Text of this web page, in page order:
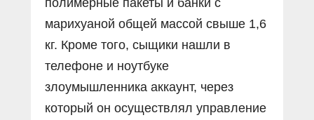
полимерные пакеты и банки с
марихуаной общей массой свыше 1,6
кг. Кроме того, сыщики нашли в
телефоне и ноутбуке
злоумышленника аккаунт, через
который он осуществлял управление